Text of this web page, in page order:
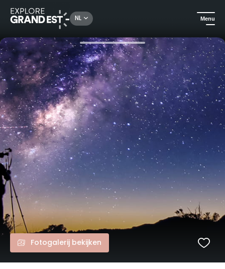
NL Menu
Kijk je ogen uit in de Grand Est Breng een avond door met het ontdekken van astronomie
Fotogalerij bekijken